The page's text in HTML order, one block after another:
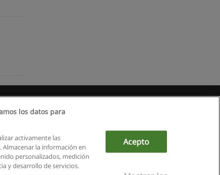
los datos para
activamente las
la información en
personalizados, medición
y desarrollo de servicios.
Acepto